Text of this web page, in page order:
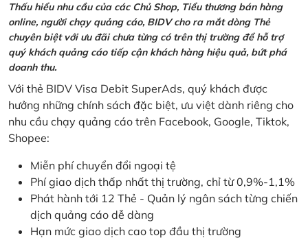
Thấu hiểu nhu cầu của các Chủ Shop, Tiểu thương bán hàng
online, người chạy quảng cáo, BIDV cho ra mắt dòng Thẻ
chuyên biệt với ưu đãi chưa từng có trên thị trường để hỗ trợ
quý khách quảng cáo tiếp cận khách hàng hiệu quả, bứt phá
doanh thu.
Với thẻ BIDV Visa Debit SuperAds, quý khách được
hưởng những chính sách đặc biệt, ưu việt dành riêng cho
nhu cầu chạy quảng cáo trên Facebook, Google, Tiktok,
Shopee:
Miễn phí chuyển đổi ngoại tệ
Phí giao dịch thấp nhất thị trường, chỉ từ 0,9%-1,1%
Phát hành tới 12 Thẻ - Quản lý ngân sách từng chiến
dịch quảng cáo dễ dàng
Hạn mức giao dịch cao top đầu thị trường